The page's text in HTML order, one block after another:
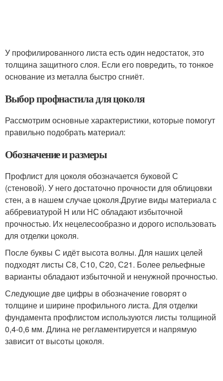
У профилированного листа есть один недостаток, это
толщина защитного слоя. Если его повредить, то тонкое
основание из металла быстро сгниёт.
Выбор профнастила для цоколя
Рассмотрим основные характеристики, которые помогут
правильно подобрать материал:
Обозначение и размеры
Профлист для цоколя обозначается буковой С
(стеновой). У него достаточно прочности для облицовки
стен, а в нашем случае цоколя.Другие виды материала с
аббревиатурой Н или НС обладают избыточной
прочностью. Их нецелесообразно и дорого использовать
для отделки цоколя.
После буквы С идёт высота волны. Для наших целей
подходят листы С8, С10, С20, С21. Более рельефные
варианты обладают избыточной и ненужной прочностью.
Следующие две цифры в обозначение говорят о
толщине и ширине профильного листа. Для отделки
фундамента профлистом используются листы толщиной
0,4-0,6 мм. Длина не регламентируется и напрямую
зависит от высоты цоколя.